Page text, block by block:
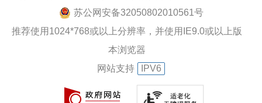
苏公网安备32050802010561号
推荐使用1024*768或以上分辨率，并使用IE9.0或以上版
本浏览器
网站支持
IPV6